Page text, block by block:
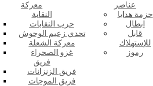
معركة
النقابة
حرب النقابات
تحدي زعيم الوحوش
معركة الشعلة
غزو الصحراء
فريق
فريق الزنزانات
فريق الموجات
عناصر
حزمة هدايا
ابطال
قابل
للإستهلاك
رموز